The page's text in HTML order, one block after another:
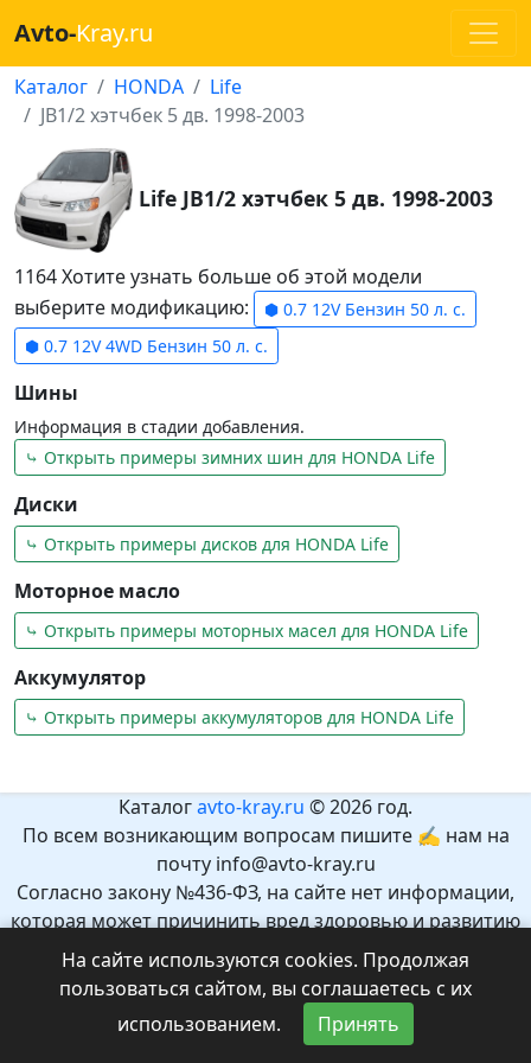
Avto-Kray.ru
Каталог HONDA
Life
JB1/2 хэтчбек 5 дв. 1998-2003
Life JB1/2 хэтчбек 5 дв. 1998-2003
1164 Хотите узнать больше об этой модели
выберите модификацию:
⬢ 0.7 12V Бензин 50 л. с.
⬢ 0.7 12V 4WD Бензин 50 л. с.
Шины
Информация в стадии добавления.
⤷ Открыть примеры зимних шин для HONDA Life
Диски
⤷ Открыть примеры дисков для HONDA Life
Моторное масло
⤷ Открыть примеры моторных масел для HONDA Life
Аккумулятор
⤷ Открыть примеры аккумуляторов для HONDA Life
Каталогavto-kray.ru © 2026 год.
По всем возникающим вопросам пишите ✍ нам на
почту info@avto-kray.ru
Согласно закону №436-ФЗ, на сайте нет информации,
которая может причинить вред здоровью и развитию
Рекомендуемый возраст 12+.
На сайте используются cookies. Продолжая
пользоваться сайтом, вы соглашаетесь с их
использованием.
Принять